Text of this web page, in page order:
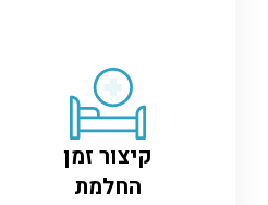
קיצור זמן
החלמת